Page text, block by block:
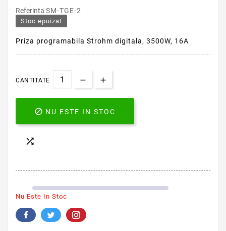
Referinta SM-TGE-2
Stoc epuizat
Priza programabila Strohm digitala, 3500W, 16A
CANTITATE
 NU ESTE IN STOC

Nu Este In Stoc